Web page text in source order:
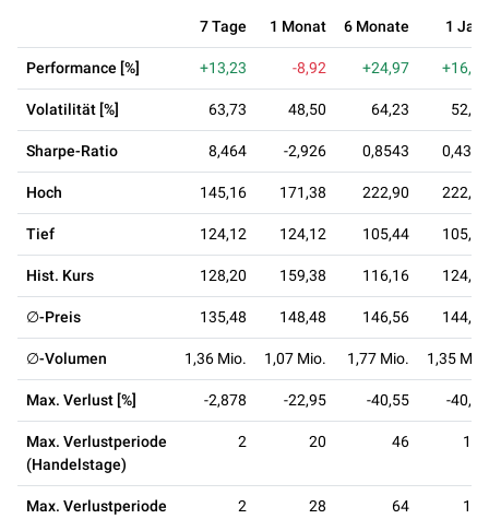
7 Tage 1 Monat 6 Monate 1 Jahr
Performance [%] +13,23 -8,92 +24,97 +16,15
Volatilität [%] 63,73 48,50 64,23 52,10
Sharpe-Ratio 8,464 -2,926 0,8543 0,4316
Hoch 145,16 171,38 222,90 222,90
Tief 124,12 124,12 105,44 105,44
Hist. Kurs 128,20 159,38 116,16 124,98
∅-Preis 135,48 148,48 146,56 144,28
∅-Volumen 1,36 Mio. 1,07 Mio. 1,77 Mio. 1,35 Mio.
Max. Verlust [%] -2,878 -22,95 -40,55 -40,55
Max. Verlustperiode
(Handelstage)
2 20 46 128
Max. Verlustperiode
2 28 64 190